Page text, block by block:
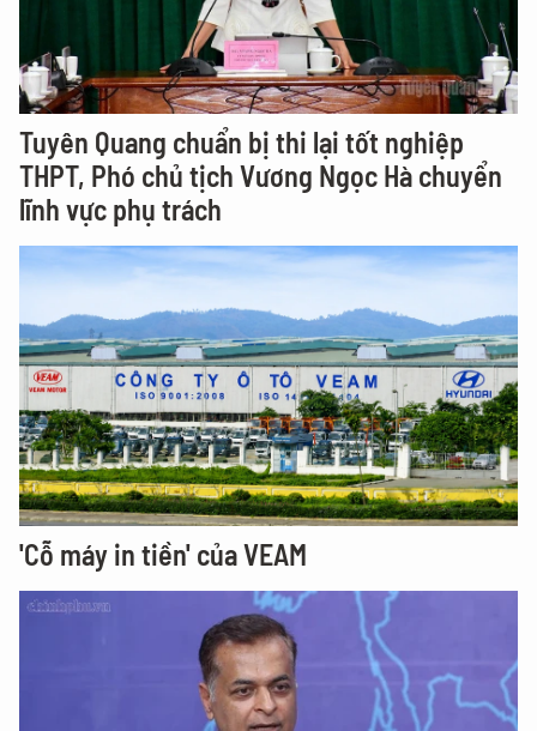
Tuyên Quang chuẩn bị thi lại tốt nghiệp
THPT, Phó chủ tịch Vương Ngọc Hà chuyển
lĩnh vực phụ trách
'Cỗ máy in tiền' của VEAM